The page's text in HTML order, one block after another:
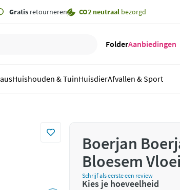
Gratis retourneren CO2 neutraal bezorgd
FolderAanbiedingen
Huishouden & TuinHuisdierAfvallen & Sport
Boerjan
Bloesem
Schrijf als eerste een review
Kies je hoeveelheid